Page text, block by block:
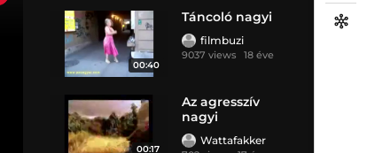
00:40
Táncoló nagyi
filmbuzi
9037 views 18 éve
00:17
Az agresszív
nagyi
Wattafakker